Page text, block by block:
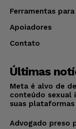
Ferramentas para
Apoiadores
Contato
Últimas
Meta é alvo de
conteúdo sexual
suas plataformas
Advogado preso